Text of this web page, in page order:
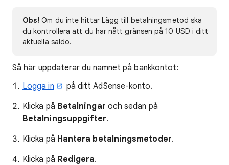
Obs! Om du inte hittar Lägg till betalningsmetod ska
du kontrollera att du har nått gränsen på 10 USD i ditt
aktuella saldo.
Så här uppdaterar du namnet på bankkontot:
Logga in
på ditt AdSense-konto.
Klicka på Betalningar och sedan på
Betalningsuppgifter.
Klicka på Hantera betalningsmetoder.
Klicka på Redigera.